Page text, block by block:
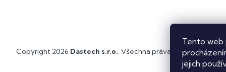
Tento web
jejich
Copyright 2026 Dastech s.r.o. . Všechna práva vyhrazena.